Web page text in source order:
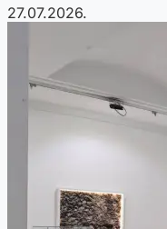
27.07.2026.